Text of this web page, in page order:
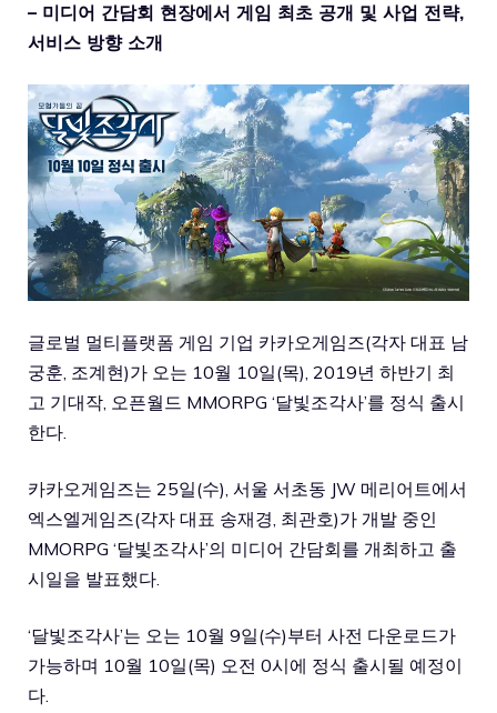
– 미디어 간담회 현장에서 게임 최초 공개 및 사업 전략,
서비스 방향 소개
글로벌 멀티플랫폼 게임 기업 카카오게임즈(각자 대표 남
궁훈, 조계현)가 오는 10월 10일(목), 2019년 하반기 최
고 기대작, 오픈월드 MMORPG ‘달빛조각사’를 정식 출시
한다.
카카오게임즈는 25일(수), 서울 서초동 JW 메리어트에서
엑스엘게임즈(각자 대표 송재경, 최관호)가 개발 중인
MMORPG ‘달빛조각사’의 미디어 간담회를 개최하고 출
시일을 발표했다.
‘달빛조각사’는 오는 10월 9일(수)부터 사전 다운로드가
가능하며 10월 10일(목) 오전 0시에 정식 출시될 예정이
다.